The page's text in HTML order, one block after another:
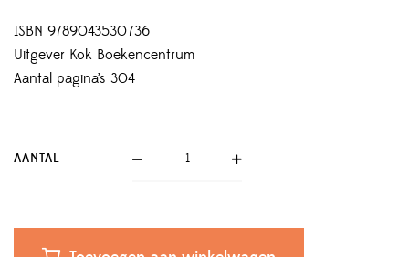
ISBN 9789043530736
Uitgever Kok Boekencentrum
Aantal pagina’s 304
AANTAL